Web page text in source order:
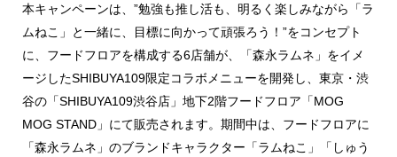
本キャンペーンは、”勉強も推し活も、明るく楽しみながら「ラ
ムねこ」と一緒に、目標に向かって頑張ろう！”をコンセプト
に、フードフロアを構成する6店舗が、「森永ラムネ」をイメ
ージしたSHIBUYA109限定コラボメニューを開発し、東京・渋
谷の「SHIBUYA109渋谷店」地下2階フードフロア「MOG
MOG STAND」にて販売されます。期間中は、フードフロアに
「森永ラムネ」のブランドキャラクター「ラムねこ」「しゅう